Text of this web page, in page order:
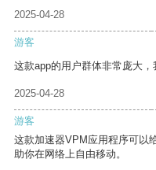
2025-04-28
游客
这款app的用户群体非常庞大，
2025-04-28
游客
这款加速器VPM应用程序可以
助你在网络上自由移动。